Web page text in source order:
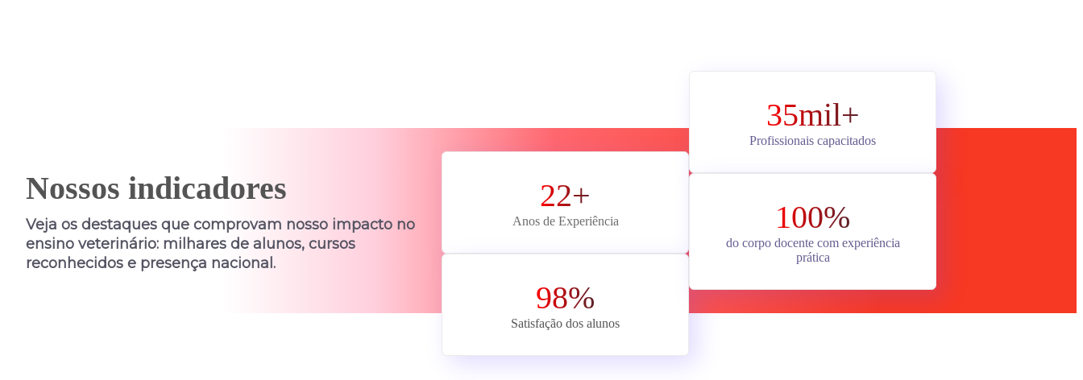
Nossos indicadores
Veja os destaques que comprovam nosso impacto no
ensino veterinário: milhares de alunos, cursos
reconhecidos e presença nacional.
22+
Anos de Experiência
98%
Satisfação dos alunos
35mil+
Profissionais capacitados
100%
do corpo docente com experiência
prática